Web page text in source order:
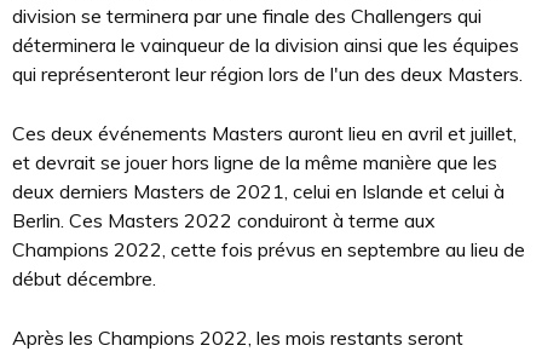
division se terminera par une finale des Challengers qui
déterminera le vainqueur de la division ainsi que les équipes
qui représenteront leur région lors de l'un des deux Masters.
Ces deux événements Masters auront lieu en avril et juillet,
et devrait se jouer hors ligne de la même manière que les
deux derniers Masters de 2021, celui en Islande et celui à
Berlin. Ces Masters 2022 conduiront à terme aux
Champions 2022, cette fois prévus en septembre au lieu de
début décembre.
Après les Champions 2022, les mois restants seront